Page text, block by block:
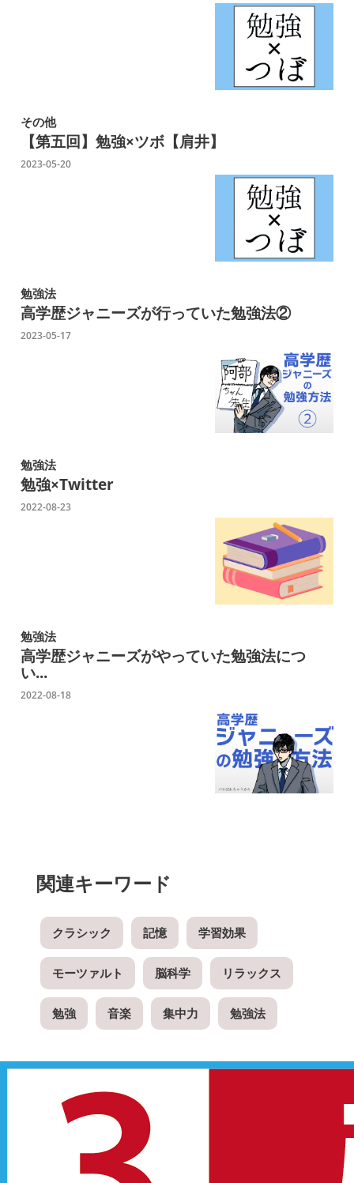
その他
【第五回】勉強×ツボ【肩井】
2023-05-20
勉強法
高学歴ジャニーズが行っていた勉強法②
2023-05-17
勉強法
勉強×Twitter
2022-08-23
勉強法
高学歴ジャニーズがやっていた勉強法につ
い...
2022-08-18
関連キーワード
クラシック 記憶 学習効果
モーツァルト 脳科学 リラックス
勉強 音楽 集中力 勉強法